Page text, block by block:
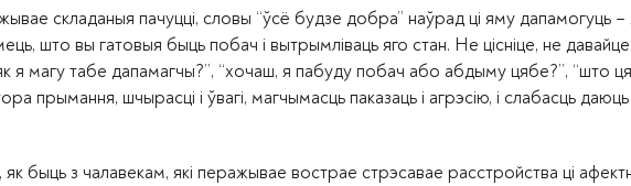
складаныя пачуцці, словы “ўсё будзе добра” наўрад ці яму дапамогуць –
што вы гатовыя быць побач і вытрымліваць яго стан. Не цісніце, не
я магу табе дапамагчы?”, “хочаш, я пабуду побач або абдыму цябе?”, “што
прымання, шчырасці і ўвагі, магчымасць паказаць і агрэсію, і слабасць
быць з чалавекам, які перажывае вострае стрэсавае расстройства ці